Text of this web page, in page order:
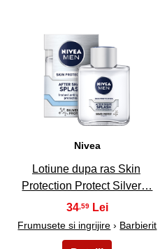
Nivea
Lotiune dupa ras Skin
Protection Protect Silver…
34 ,59
Frumusete si ingrijire › Barbierit